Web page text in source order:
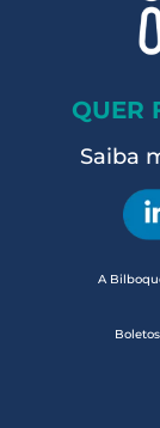
QUER
Saiba
A
Boletos